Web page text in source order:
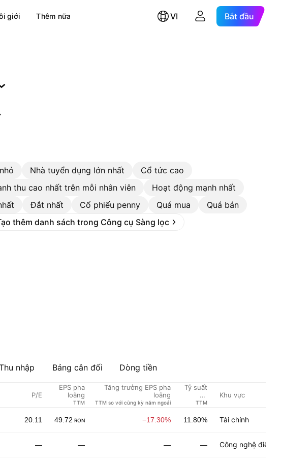
giới Thêm nữa VI Bắt đầu
Nhà tuyển dụng lớn nhất
Cổ tức cao
thu cao nhất trên mỗi nhân viên
Hoạt động mạnh nhất
Đắt nhất Cổ phiếu penny Quá mua
Quá bán
thêm danh sách trong Công cụ Sàng lọc
nhập Bảng cân đối Dòng tiền
P/E
EPS pha
loãng
TTM
Tăng trưởng EPS pha
loãng
TTM so với cùng kỳ năm ngoái
Tỷ suất
cổ
tức %
TTM
Khu vực
20.11 49.72 RON −17.30% 11.80% Tài chính
— — — — Công nghệ điện tử